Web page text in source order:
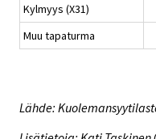
Kylmyys (X31)
Muu tapaturma
Lähde: